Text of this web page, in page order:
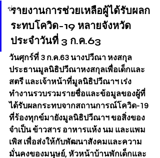
ข่าว
รายงานการช่วยเหลือผู้ได้รับผลก
ระทบโควิด-19 หลายจังหวัด
ประจำวันที่ 3 ก.ค.63
วันศุกร์ที่ 3 ก.ค.63 นางปวีณา หงสกุล
ประธานมูลนิธิปวีณาหงสกุลเพื่อเด็กและ
สตรี และเจ้าหน้าที่มูลนิธิปวีณาฯ เร่ง
ทำงานรวบรวมรายชื่อและข้อมูลของผู้ที่
ได้รับผลกระทบจากสถานการณ์โควิด-19
ที่ร้องทุกข์มายังมูลนิธิปวีณาฯ ขอสิ่งของ
จำเป็น ข้าวสาร อาหารแห้ง นม และแพม
เพิส เพื่อส่งให้กับพัฒนาสังคมและความ
มั่นคงของมนุษย์, หัวหน้าบ้านพักเด็กและ